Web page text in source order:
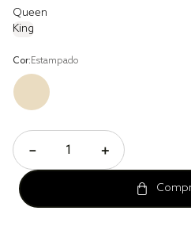
Queen
King
Cor:Estampado
＋
－